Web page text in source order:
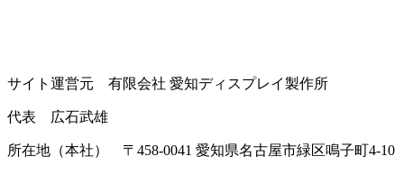
サイト運営元 有限会社 愛知ディスプレイ製作所
代表 広石武雄
所在地（本社） 〒458-0041 愛知県名古屋市緑区鳴子町4-10